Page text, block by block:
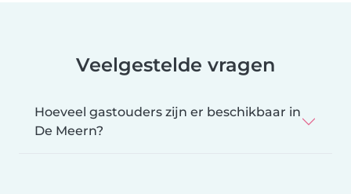
Veelgestelde vragen
Hoeveel gastouders zijn er beschikbaar in
De Meern?